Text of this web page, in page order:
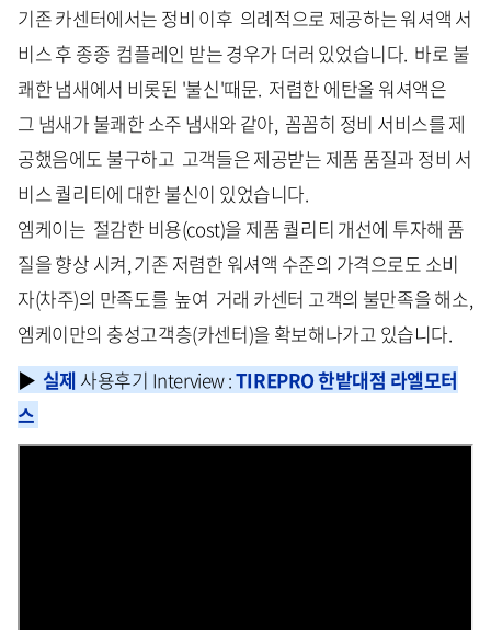
기존 카센터에서는 정비 이후 의례적으로 제공하는 워셔액 서
비스 후 종종 컴플레인 받는 경우가 더러 있었습니다. 바로 불
쾌한 냄새에서 비롯된 '불신'때문. 저렴한 에탄올 워셔액은
그 냄새가 불쾌한 소주 냄새와 같아, 꼼꼼히 정비 서비스를 제
공했음에도 불구하고 고객들은 제공받는 제품 품질과 정비 서
비스 퀄리티에 대한 불신이 있었습니다.
엠케이는 절감한 비용(cost)을 제품 퀄리티 개선에 투자해 품
질을 향상 시켜, 기존 저렴한 워셔액 수준의 가격으로도 소비
자(차주)의 만족도를 높여 거래 카센터 고객의 불만족을 해소,
엠케이만의 충성고객층(카센터)을 확보해나가고 있습니다.
▶ 실제 사용후기 Interview :TIREPRO 한밭대점 라엘모터
스